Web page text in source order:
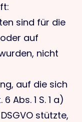
sind für die
auf
nicht
auf die sich
Abs. 1 S. 1 a)
stützte,